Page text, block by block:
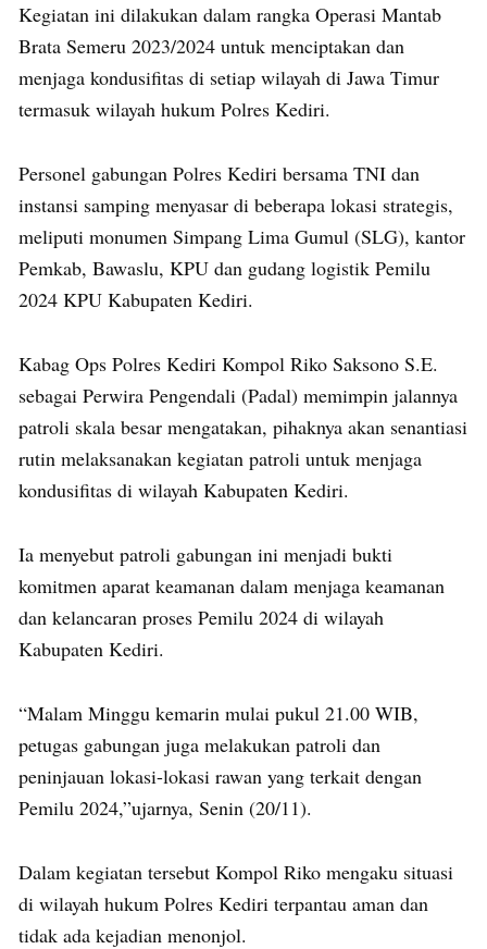
Kegiatan ini dilakukan dalam rangka Operasi Mantab
Brata Semeru 2023/2024 untuk menciptakan dan
menjaga kondusifitas di setiap wilayah di Jawa Timur
termasuk wilayah hukum Polres Kediri.
Personel gabungan Polres Kediri bersama TNI dan
instansi samping menyasar di beberapa lokasi strategis,
meliputi monumen Simpang Lima Gumul (SLG), kantor
Pemkab, Bawaslu, KPU dan gudang logistik Pemilu
2024 KPU Kabupaten Kediri.
Kabag Ops Polres Kediri Kompol Riko Saksono S.E.
sebagai Perwira Pengendali (Padal) memimpin jalannya
patroli skala besar mengatakan, pihaknya akan senantiasi
rutin melaksanakan kegiatan patroli untuk menjaga
kondusifitas di wilayah Kabupaten Kediri.
Ia menyebut patroli gabungan ini menjadi bukti
komitmen aparat keamanan dalam menjaga keamanan
dan kelancaran proses Pemilu 2024 di wilayah
Kabupaten Kediri.
“Malam Minggu kemarin mulai pukul 21.00 WIB,
petugas gabungan juga melakukan patroli dan
peninjauan lokasi-lokasi rawan yang terkait dengan
Pemilu 2024,”ujarnya, Senin (20/11).
Dalam kegiatan tersebut Kompol Riko mengaku situasi
di wilayah hukum Polres Kediri terpantau aman dan
tidak ada kejadian menonjol.